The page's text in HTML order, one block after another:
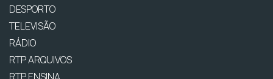
DESPORTO
TELEVISÃO
RÁDIO
RTP ARQUIVOS